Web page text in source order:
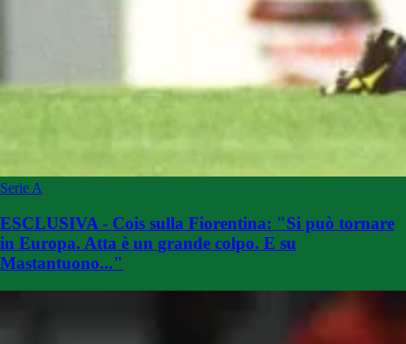
Serie A
ESCLUSIVA - Cois sulla Fiorentina: "Si può tornare
in Europa. Atta è un grande colpo. E su
Mastantuono..."